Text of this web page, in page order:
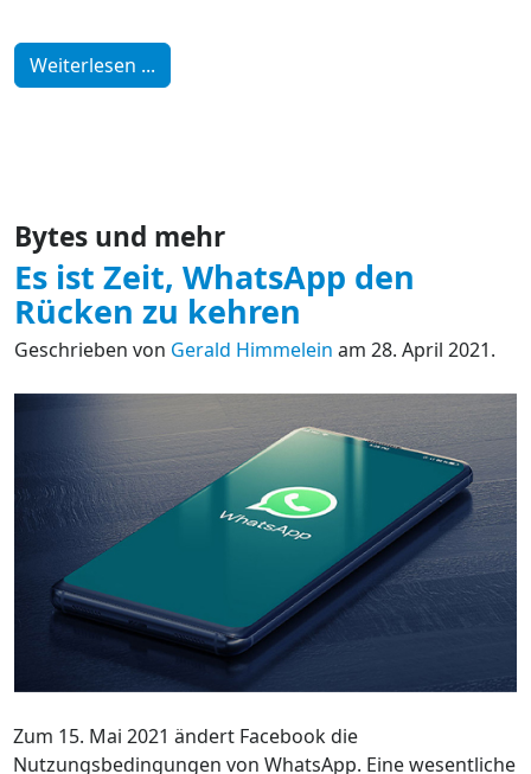
Weiterlesen ...
Bytes und mehr
Es ist Zeit, WhatsApp den
Rücken zu kehren
Geschrieben von Gerald Himmelein am 28. April 2021.
Zum 15. Mai 2021 ändert Facebook die
Nutzungsbedingungen von WhatsApp. Eine wesentliche